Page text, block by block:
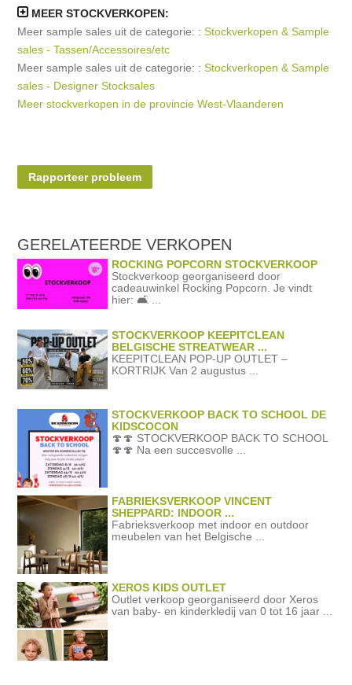
MEER STOCKVERKOPEN:
Meer sample sales uit de categorie: :Stockverkopen & Sample
sales - Tassen/Accessoires/etc
Meer sample sales uit de categorie: :Stockverkopen & Sample
sales - Designer Stocksales
Meer stockverkopen in de provincie West-Vlaanderen
Rapporteer probleem
GERELATEERDEVERKOPEN
ROCKING POPCORN STOCKVERKOOP
Stockverkoop georganiseerd door
cadeauwinkel Rocking Popcorn. Je vindt
hier: 🛋️ ...
STOCKVERKOOP KEEPITCLEAN
BELGISCHE STREATWEAR ...
KEEPITCLEAN POP-UP OUTLET –
KORTRIJK Van 2 augustus ...
STOCKVERKOOP BACK TO SCHOOL DE
KIDSCOCON
🍄🍄 STOCKVERKOOP BACK TO SCHOOL
🍄🍄 Na een succesvolle ...
FABRIEKSVERKOOP VINCENT
SHEPPARD: INDOOR ...
Fabrieksverkoop met indoor en outdoor
meubelen van het Belgische ...
XEROS KIDS OUTLET
Outlet verkoop georganiseerd door Xeros
van baby- en kinderkledij van 0 tot 16 jaar ...